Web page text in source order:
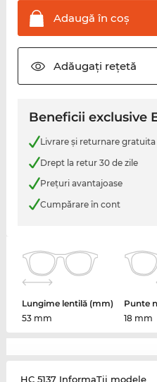
Adaugă în coş
Adăugați rețetă
Beneficii exclusive
Livrare şi returnare gratuita
Drept la retur 30 de zile
Preţuri avantajoase
Cumpărare în cont
Lungime lentilă (mm)
53 mm
Punte
18 mm
HC 5137 InformaŢii modele